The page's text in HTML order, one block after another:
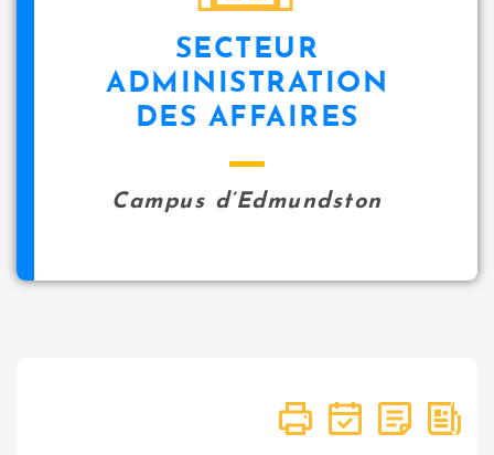
SECTEUR
ADMINISTRATION
DES AFFAIRES
Campus d’Edmundston